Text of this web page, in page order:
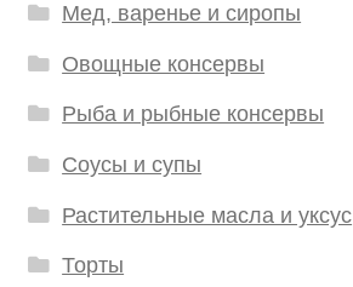
Мед, варенье и сиропы
Овощные консервы
Рыба и рыбные консервы
Соусы и супы
Растительные масла и уксус
Торты